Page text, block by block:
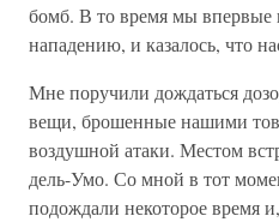
бомб. В то время мы впервые
нападению, и казалось, что
Мне поручили дождаться
вещи, брошенные нашими
воздушной атаки. Местом
дель-Умо. Со мной в тот
подождали некоторое время